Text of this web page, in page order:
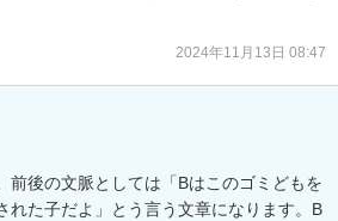
2024年11月13日 08:47
前後の文脈としては「Bはこのゴミどもを
れた子だよ」とう言う文章になります。B